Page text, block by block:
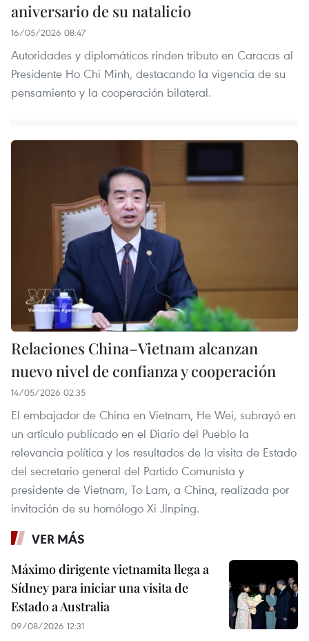
aniversario de su natalicio
16/05/2026 08:47
Autoridades y diplomáticos rinden tributo en Caracas al
Presidente Ho Chi Minh, destacando la vigencia de su
pensamiento y la cooperación bilateral.
Relaciones China–Vietnam alcanzan
nuevo nivel de confianza y cooperación
14/05/2026 02:35
El embajador de China en Vietnam, He Wei, subrayó en
un artículo publicado en el Diario del Pueblo la
relevancia política y los resultados de la visita de Estado
del secretario general del Partido Comunista y
presidente de Vietnam, To Lam, a China, realizada por
invitación de su homólogo Xi Jinping.
VER MÁS
Máximo dirigente vietnamita llega a
Sídney para iniciar una visita de
Estado a Australia
09/08/2026 12:31